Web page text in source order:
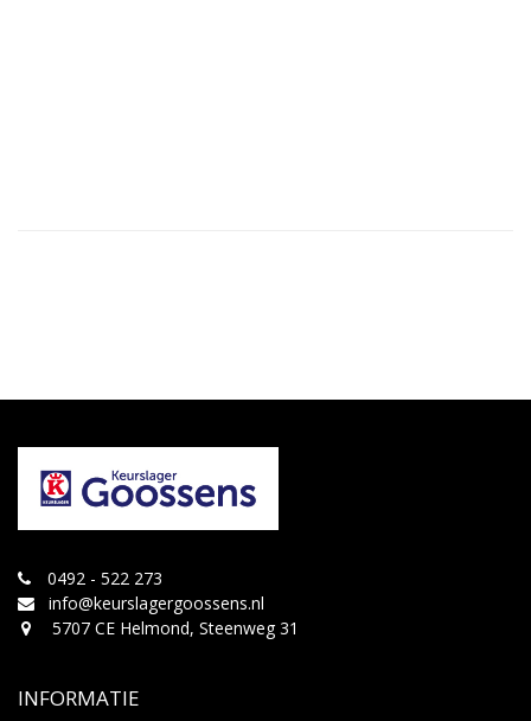
0492 - 522 273
info@keurslagergoossens.nl
5707 CE Helmond, Steenweg 31
INFORMATIE